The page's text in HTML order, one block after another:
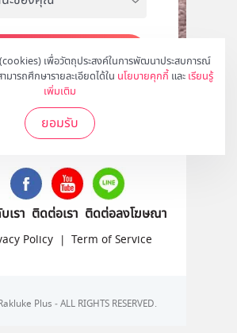
เพื่อวัตถุประสงค์ในการพัฒนาประสบการณ์
ารถศึกษารายละเอียดได้ใน นโยบายคุกกี้ และ เรียนรู้
เพิ่มเติม
ยอมรับ
สมัคร
ติดตามเราได้ที่
เรา ติดต่อเรา ติดต่อลงโฆษณา
Policy | Term of Service
Plus - ALL RIGHTS RESERVED.